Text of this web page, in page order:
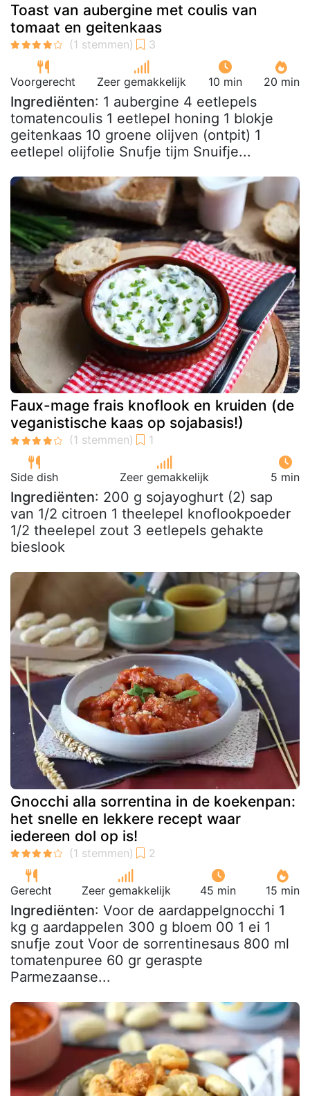
Toast van aubergine met coulis van
tomaat en geitenkaas
Voorgerecht Zeer gemakkelijk 10 min 20 min
Ingrediënten: 1 aubergine 4 eetlepels
tomatencoulis 1 eetlepel honing 1 blokje
geitenkaas 10 groene olijven (ontpit) 1
eetlepel olijfolie Snufje tijm Snuifje...
Faux-mage frais knoflook en kruiden (de
veganistische kaas op sojabasis!)
Side dish Zeer gemakkelijk 5 min
Ingrediënten: 200 g sojayoghurt (2) sap
van 1/2 citroen 1 theelepel knoflookpoeder
1/2 theelepel zout 3 eetlepels gehakte
bieslook
Gnocchi alla sorrentina in de koekenpan:
het snelle en lekkere recept waar
iedereen dol op is!
Gerecht Zeer gemakkelijk 45 min 15 min
Ingrediënten: Voor de aardappelgnocchi 1
kg g aardappelen 300 g bloem 00 1 ei 1
snufje zout Voor de sorrentinesaus 800 ml
tomatenpuree 60 gr geraspte
Parmezaanse...